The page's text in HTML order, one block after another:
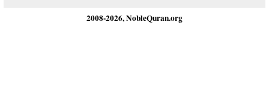
2008-2026, NobleQuran.org